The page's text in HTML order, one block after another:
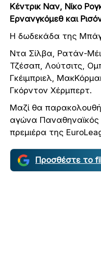
Κέντρικ Ναν, Νίκο
Ερνανγκόμεθ και
Η δωδεκάδα της
Ντα Σίλβα, Ρατάν-
Τζέσαπ, Λούτσιτς,
Γκέιμπριελ,
Γκόρντον Χέρμπερτ.
Μαζί θα
αγώνα Παναθηναϊκός
πρεμιέρα της
Προσθέστε το